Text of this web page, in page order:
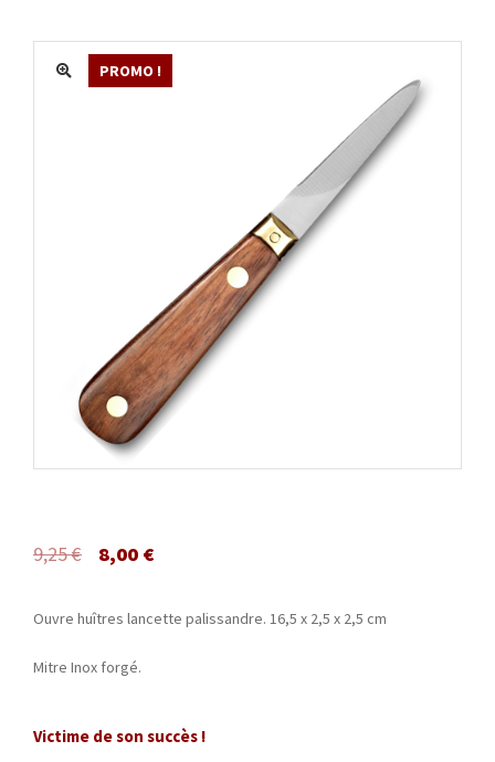
ACTUALITÉSPROMO !
9,25€ 8,00 €
Ouvre huîtres lancette palissandre. 16,5 x 2,5 x 2,5 cm
Mitre Inox forgé.
Victime de son succès !